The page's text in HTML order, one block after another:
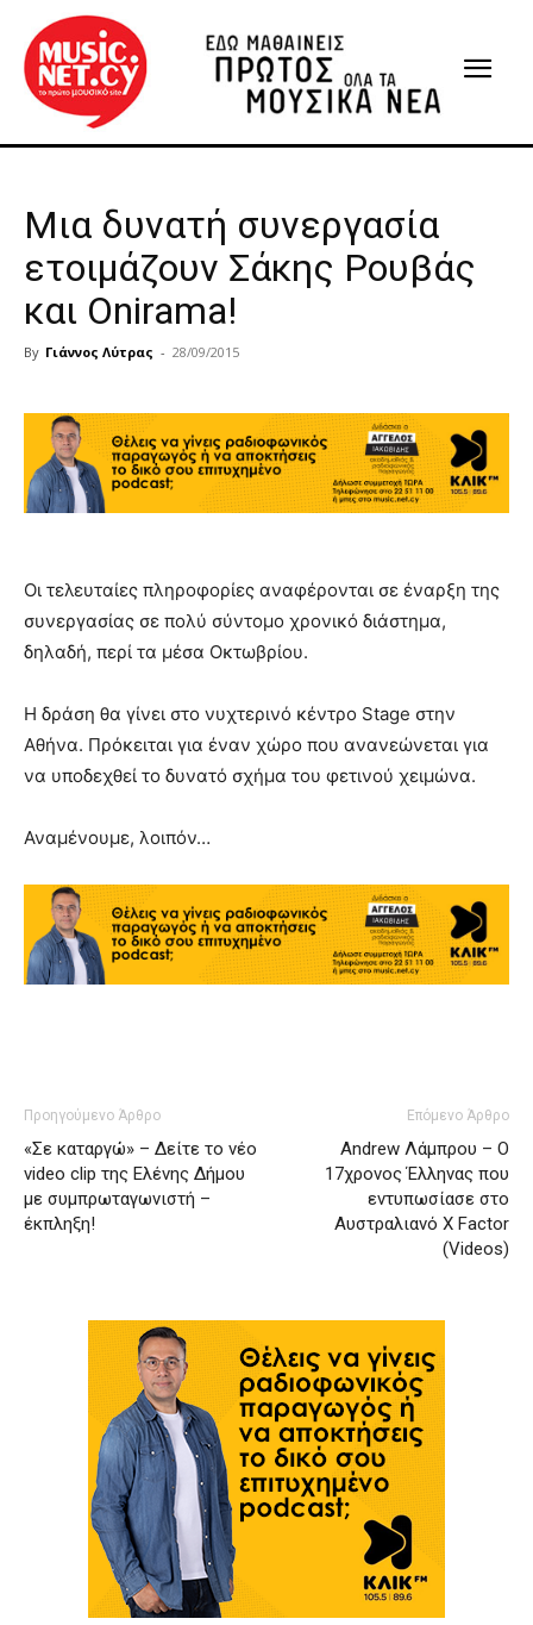
Μια δυνατή συνεργασία
ετοιμάζουν Σάκης Ρουβάς
και Onirama!
By Γιάννος Λύτρας - 28/09/2015
Οι τελευταίες πληροφορίες αναφέρονται σε έναρξη της
συνεργασίας σε πολύ σύντομο χρονικό διάστημα,
δηλαδή, περί τα μέσα Οκτωβρίου.
Η δράση θα γίνει στο νυχτερινό κέντρο Stage στην
Αθήνα. Πρόκειται για έναν χώρο που ανανεώνεται για
να υποδεχθεί το δυνατό σχήμα του φετινού χειμώνα.
Αναμένουμε, λοιπόν…
Προηγούμενο Άρθρο
«Σε καταργώ» – Δείτε το νέο
video clip της Ελένης Δήμου
με συμπρωταγωνιστή –
έκπληξη!
Επόμενο Άρθρο
Andrew Λάμπρου – Ο
17χρονος Έλληνας που
εντυπωσίασε στο
Αυστραλιανό X Factor
(Videos)